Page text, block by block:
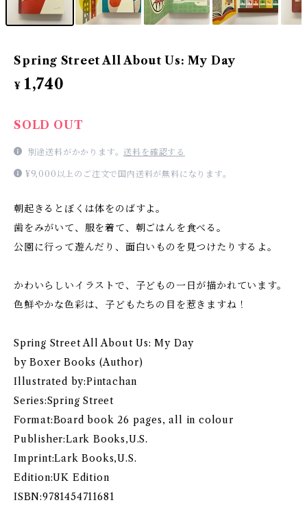
Spring Street All About Us: My Day
¥ 1,740
SOLD OUT
別途送料がかかります。送料を確認する
¥9,000以上のご注文で国内送料が無料になります。
朝起きるとぼくは体をのばすよ。
歯をみがいて、服を着て、朝ごはんを食べる。
公園に行って遊んだり、面白いものを見つけたりするよ。
かわいらしいイラストで、子どもの一日が描かれています。
色鮮やかな色彩は、子どもたちの目を惹きますね！
Spring Street All About Us: My Day
by Boxer Books (Author)
Illustrated by:Pintachan
Series:Spring Street
Format:Board book 26 pages, all in colour
Publisher:Lark Books,U.S.
Imprint:Lark Books,U.S.
Edition:UK Edition
ISBN:9781454711681